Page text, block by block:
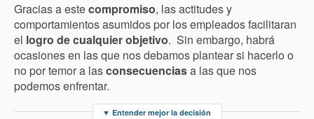
Gracias a estecompromiso, las actitudes y
comportamientos asumidos por los empleados facilitaran
el logro de cualquier objetivo. Sin embargo, habrá
ocasiones en las que nos debamos plantear si hacerlo o
no por temor a lasconsecuenciasa las que nos
podemos enfrentar.
▼ Entender mejor la decisión